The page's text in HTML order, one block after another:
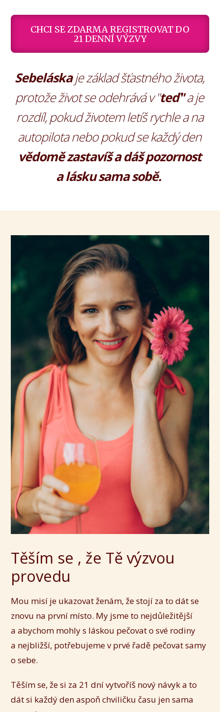
CHCI SE ZDARMA REGISTROVAT DO
21 DENNÍ VÝZVY
Sebeláskaje základ šťastného života,
protože život se odehrává v "teď"a je
rozdíl, pokud životem letíš rychle a na
autopilota nebo pokud se každý den
vědomě zastavíš a dáš pozornost
a lásku sama sobě.
Těším se , že Tě výzvou
provedu
Mou misí je ukazovat ženám, že stojí za to dát se
znovu na první místo. My jsme to nejdůležitější
a abychom mohly s láskou pečovat o své rodiny
a nejbližší, potřebujeme v prvé řadě pečovat samy
o sebe.
Těším se, že si za 21 dní vytvoříš nový návyk a to
dát si každý den aspoň chviličku času jen sama